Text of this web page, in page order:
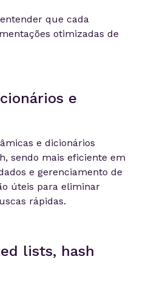
que cada
otimizadas de
e
e dicionários
sendo mais eficiente em
e gerenciamento de
úteis para eliminar
rápidas.
lists, hash